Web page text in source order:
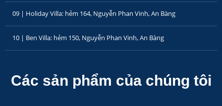
09 | Holiday Villa: hẻm 164, Nguyễn Phan Vinh, An Bàng
10 | Ben Villa: hẻm 150, Nguyễn Phan Vinh, An Bàng
Các sản phẩm của chúng tôi